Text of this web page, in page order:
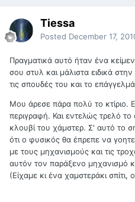
Tiessa
Posted December 17,
Πραγματικά αυτό ήταν ένα
σου στυλ και μάλιστα ειδικά
τις σπουδές του και το
Μου άρεσε πάρα πολύ το κτίριο.
περιγραφή. Και εντελώς τρελό
κλουβί του χάμστερ. Σ' αυτό το
ότι ο φυσικός θα έπρεπε να
με τους μηχανισμούς και τις
αυτόν τον παράξενο μηχανισμό
(Είχαμε κι ένα χαμστεράκι